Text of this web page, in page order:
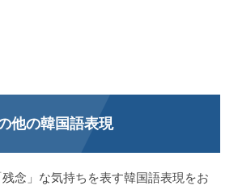
他の韓国語表現
念」な気持ちを表す韓国語表現をお